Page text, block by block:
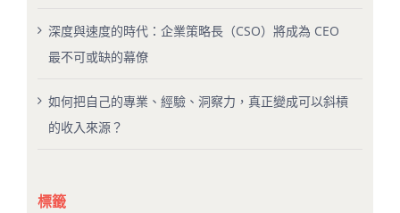
深度與速度的時代：企業策略長（CSO）將成為 CEO
最不可或缺的幕僚
如何把自己的專業、經驗、洞察力，真正變成可以斜槓
的收入來源？
標籤